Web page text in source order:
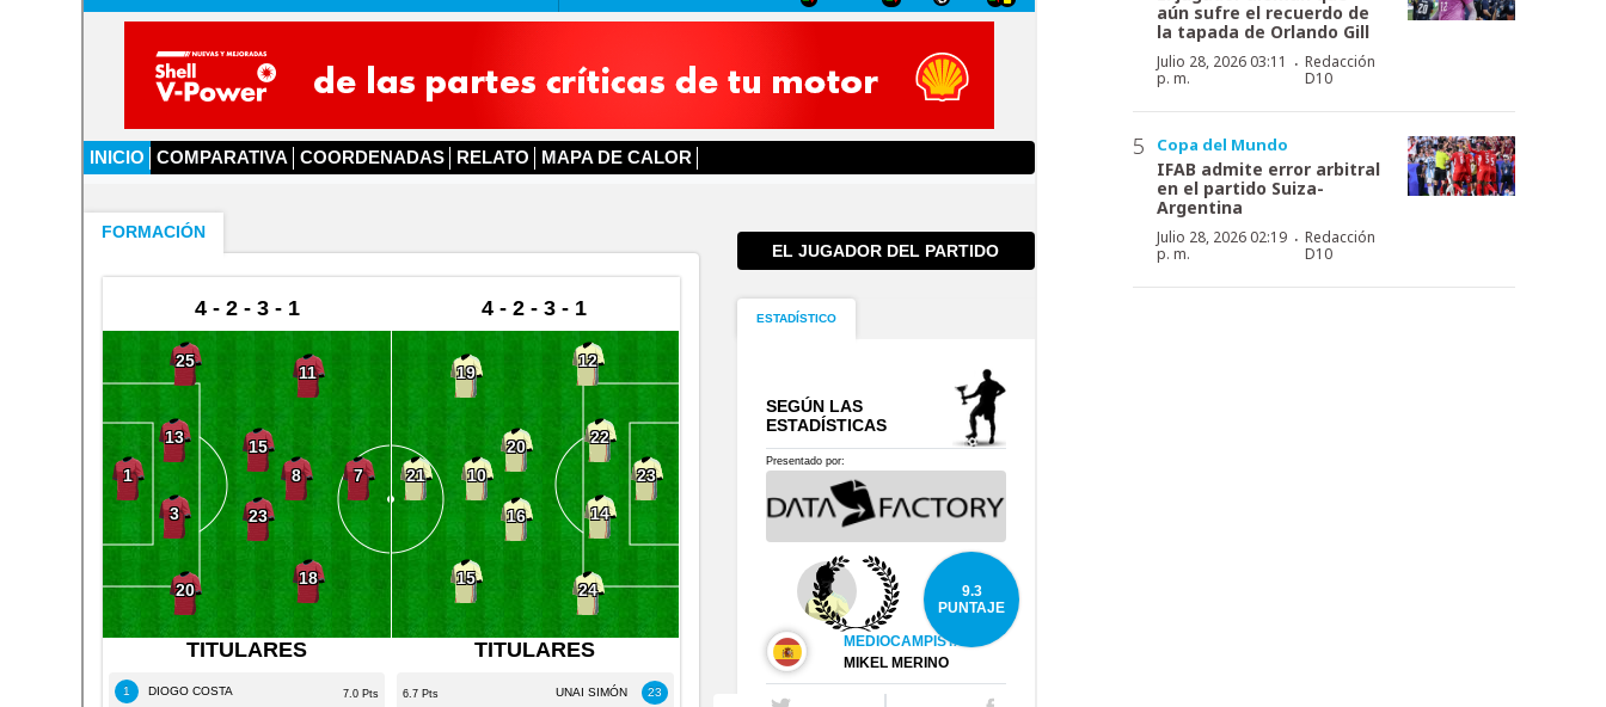
aún sufre el recuerdo de
la tapada de Orlando Gill
Julio 28, 2026 03:11
p. m.
· Redacción
D10
Copa del Mundo
IFAB admite error arbitral
en el partido Suiza-
Argentina
Julio 28, 2026 02:19
p. m.
· Redacción
D10